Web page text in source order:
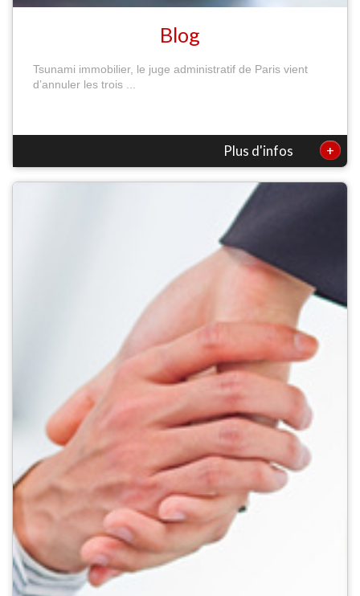
Blog
Tsunami immobilier, le juge administratif de Paris vient
d’annuler les trois ...
Plus d'infos +